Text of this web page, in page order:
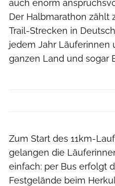
auch enorm
Der Halbmarathon zählt
Trail-Strecken in
jedem Jahr Läuferinnen
ganzen Land und sogar
Zum Start des 11km-
gelangen die
einfach: per Bus erfolgt
Festgelände beim